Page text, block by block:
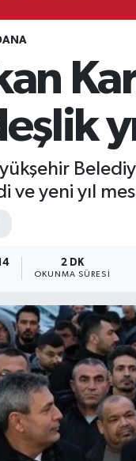
ve yeni yıl
2 DK
OKUNMA SÜRESI